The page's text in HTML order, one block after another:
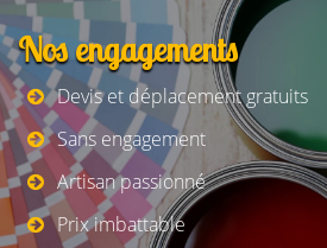
Nos engagements
Devis et déplacement gratuits
Sans engagement
Artisan passionné
Prix imbattable